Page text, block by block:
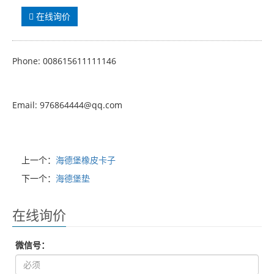
在线询价
Phone: 008615611111146
Email: 976864444@qq.com
上一个： 海德堡橡皮卡子
下一个： 海德堡垫
在线询价
微信号：